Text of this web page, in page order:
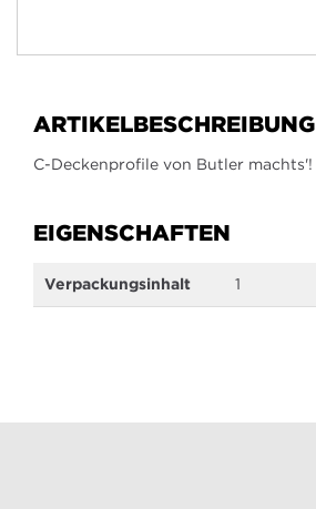
Bildergalerie
ARTIKELBESCHREIBUNG
C-Deckenprofile von Butler machts'!
EIGENSCHAFTEN
Informationen
Verpackungsinhalt 1